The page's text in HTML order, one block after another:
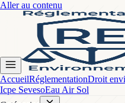
Aller au contenu
AccueilRéglementationDroit
Icpe SevesoEau Air Sol